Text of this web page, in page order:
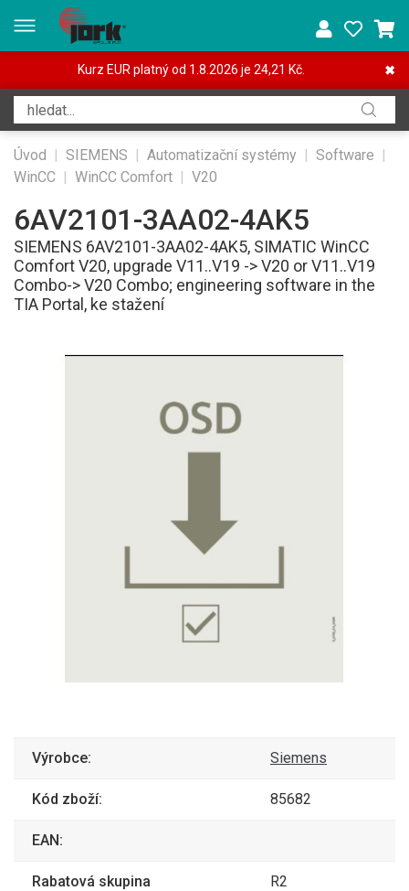
✖
Kurz EUR platný od 1.8.2026 je 24,21 Kč.
Úvod | SIEMENS | Automatizační systémy | Software |
WinCC | WinCC Comfort | V20
6AV2101-3AA02-4AK5
SIEMENS 6AV2101-3AA02-4AK5, SIMATIC WinCC
Comfort V20, upgrade V11..V19 -> V20 or V11..V19
Combo-> V20 Combo; engineering software in the
TIA Portal, ke stažení
Výrobce: Siemens
Kód zboží: 85682
EAN:
Rabatová skupina R2